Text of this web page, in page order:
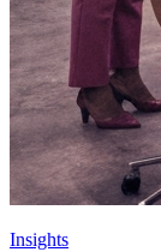
Insights